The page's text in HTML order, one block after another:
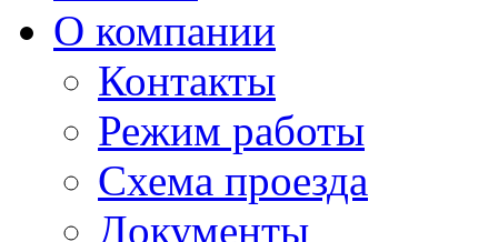
О компании
Контакты
Режим работы
Схема проезда
Документы